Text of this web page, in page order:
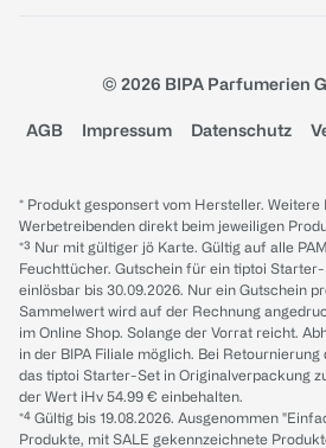
© 2026 BIPA Parfumerien
AGB Impressum Datenschutz
* Produkt gesponsert vom Hersteller.
Werbetreibenden direkt beim jeweiligen
*³ Nur mit gültiger jö Karte. Gültig auf alle
Feuchttücher. Gutschein für ein tiptoi
einlösbar bis 30.09.2026. Nur ein Gutschein
Sammelwert wird auf der Rechnung
im Online Shop. Solange der Vorrat reicht.
in der BIPA Filiale möglich. Bei
das tiptoi Starter-Set in Originalverpackung
der Wert iHv 54.99 € einbehalten.
*⁴ Gültig bis 19.08.2026. Ausgenommen
Produkte, mit SALE gekennzeichnete